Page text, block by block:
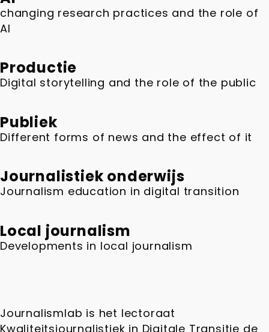
changing research practices and the role of
AI
Productie
Digital storytelling and the role of the public
Publiek
Different forms of news and the effect of it
Journalistiek onderwijs
Journalism education in digital transition
Local journalism
Developments in local journalism
Journalismlab is het lectoraat
Kwaliteitsjournalistiek in Digitale Transitie de